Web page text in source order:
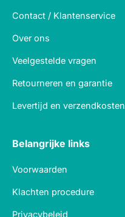
Contact / Klantenservice
Over ons
Veelgestelde vragen
Retourneren en garantie
Levertijd en verzendkosten
Belangrijke links
Voorwaarden
Klachten procedure
Privacybeleid